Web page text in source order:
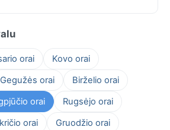
orai
Kovo orai
Gegužės orai
Birželio orai
orai
Rugsėjo orai
orai Gruodžio orai